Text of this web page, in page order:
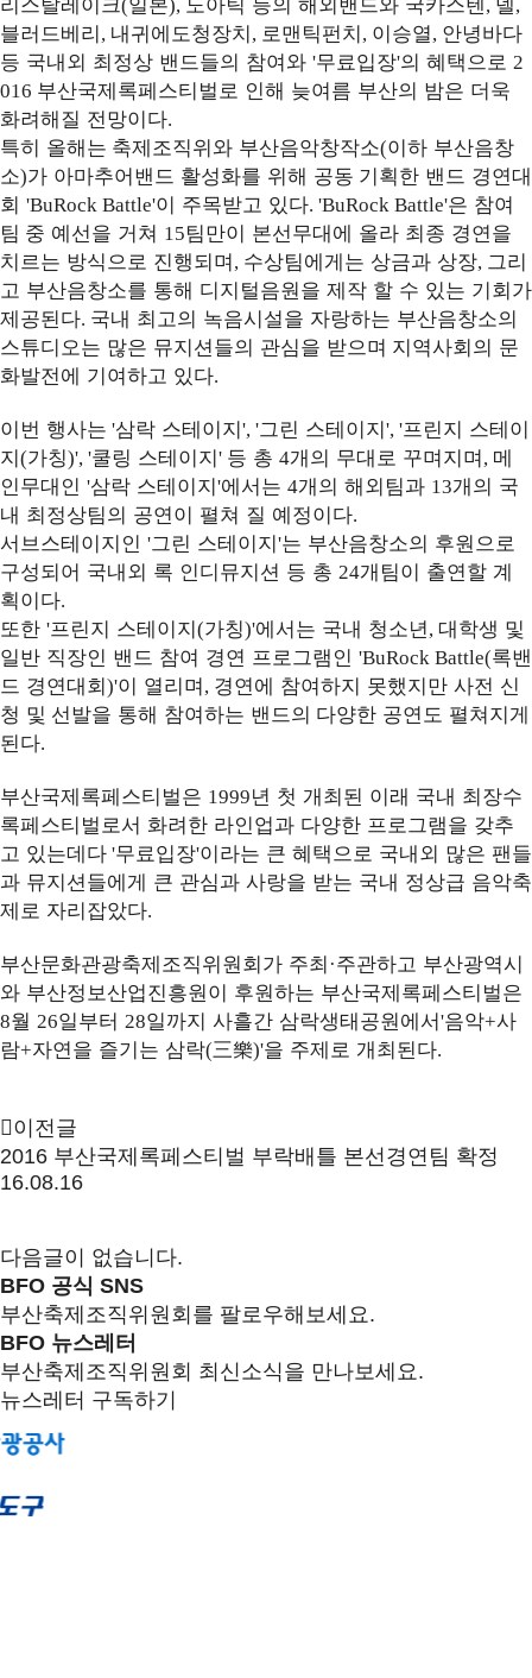
( ), , ,
블러드베리, 내귀에도청장치, 로맨틱펀치, 이승열, 안녕바다
등 국내외 최정상 밴드들의 참여와 '무료입장'의 혜택으로 2
016 부산국제록페스티벌로 인해 늦여름 부산의 밤은 더욱
화려해질 전망이다.
특히 올해는 축제조직위와 부산음악창작소(이하 부산음창
소)가 아마추어밴드 활성화를 위해 공동 기획한 밴드 경연대
회 'BuRock Battle'이 주목받고 있다. 'BuRock Battle'은 참여
팀 중 예선을 거쳐 15팀만이 본선무대에 올라 최종 경연을
치르는 방식으로 진행되며, 수상팀에게는 상금과 상장, 그리
고 부산음창소를 통해 디지털음원을 제작 할 수 있는 기회가
제공된다. 국내 최고의 녹음시설을 자랑하는 부산음창소의
스튜디오는 많은 뮤지션들의 관심을 받으며 지역사회의 문
화발전에 기여하고 있다.
이번 행사는 '삼락 스테이지', '그린 스테이지', '프린지 스테이
지(가칭)', '쿨링 스테이지' 등 총 4개의 무대로 꾸며지며, 메
인무대인 '삼락 스테이지'에서는 4개의 해외팀과 13개의 국
내 최정상팀의 공연이 펼쳐 질 예정이다.
서브스테이지인 '그린 스테이지'는 부산음창소의 후원으로
구성되어 국내외 록 인디뮤지션 등 총 24개팀이 출연할 계
획이다.
또한 '프린지 스테이지(가칭)'에서는 국내 청소년, 대학생 및
일반 직장인 밴드 참여 경연 프로그램인 'BuRock Battle(록밴
드 경연대회)'이 열리며, 경연에 참여하지 못했지만 사전 신
청 및 선발을 통해 참여하는 밴드의 다양한 공연도 펼쳐지게
된다.
부산국제록페스티벌은 1999년 첫 개최된 이래 국내 최장수
록페스티벌로서 화려한 라인업과 다양한 프로그램을 갖추
고 있는데다 '무료입장'이라는 큰 혜택으로 국내외 많은 팬들
과 뮤지션들에게 큰 관심과 사랑을 받는 국내 정상급 음악축
제로 자리잡았다.
부산문화관광축제조직위원회가 주최 ·주관하고 부산광역시
와 부산정보산업진흥원이 후원하는 부산국제록페스티벌은
8월 26일부터 28일까지 사흘간 삼락생태공원에서'음악+사
람+자연을 즐기는 삼락(三樂)'을 주제로 개최된다.
이전글
2016 부산국제록페스티벌 부락배틀 본선경연팀 확정
16.08.16
다음글이 없습니다.
BFO 공식 SNS
부산축제조직위원회를 팔로우해보세요.
BFO 뉴스레터
부산축제조직위원회 최신소식을 만나보세요.
뉴스레터 구독하기